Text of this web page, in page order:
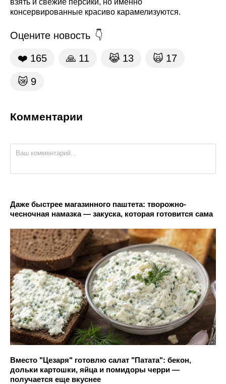
взять и свежие персики, но именно
консервированные красиво карамелизуются.
Оцените новость
❤️ 165 🙏 11 😹 13 🙀 17
😿 9
Комментарии
Даже быстрее магазинного паштета: творожно-
чесночная намазка — закуска, которая готовится сама
Вместо "Цезаря" готовлю салат "Патата": бекон,
дольки картошки, яйца и помидоры черри —
получается еще вкуснее